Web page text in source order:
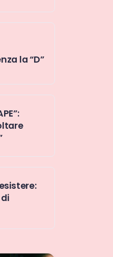
la “D”
di